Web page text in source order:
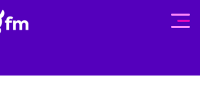
al contenido